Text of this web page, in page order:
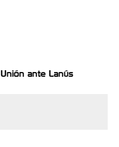
ante Lanús